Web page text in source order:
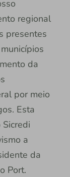
regional
presentes
da
por meio
Esta
a
da
Port.